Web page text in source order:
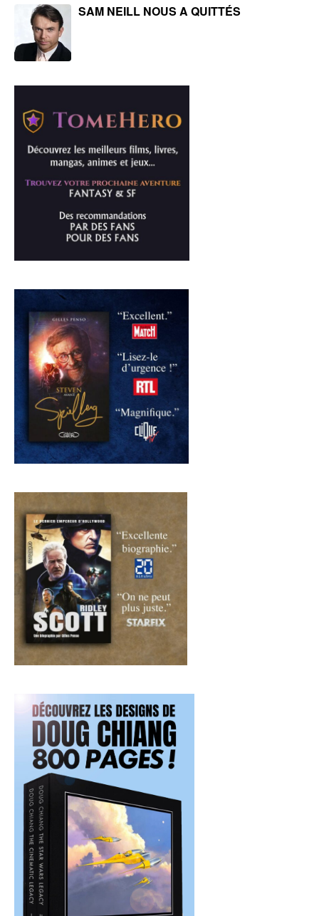
SAM NEILL NOUS A QUITTÉS